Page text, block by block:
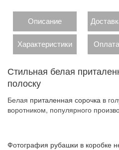
Описание
Характеристики Оплата
Стильная белая
полоску
Белая приталенная сорочка в
воротником, популярного
Фотография рубашки в коробке